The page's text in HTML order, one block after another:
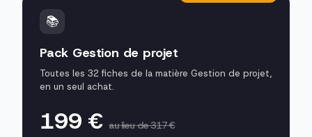
📚
Pack Gestion de projet
Toutes les 32 fiches de la matière Gestion de projet,
en un seul achat.
199 €au lieu de 317 €